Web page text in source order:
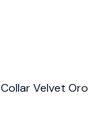
Collar Velvet Oro